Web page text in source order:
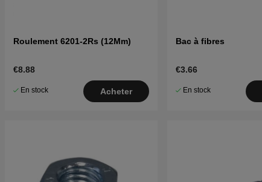
Roulement 6201-2Rs (12Mm)
€8.88
En stock Acheter
Bac à fibres
€3.66
En stock